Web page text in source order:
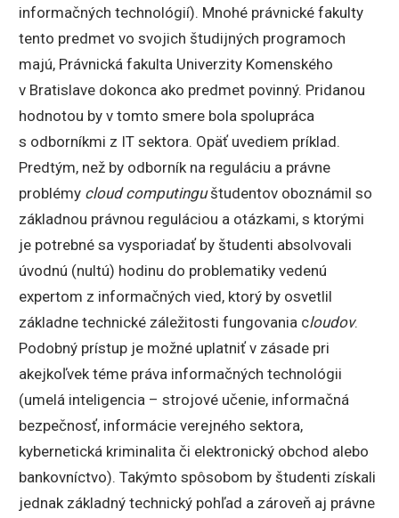
informačných technológií). Mnohé právnické fakulty
tento predmet vo svojich študijných programoch
majú, Právnická fakulta Univerzity Komenského
v Bratislave dokonca ako predmet povinný. Pridanou
hodnotou by v tomto smere bola spolupráca
s odborníkmi z IT sektora. Opäť uvediem príklad.
Predtým, než by odborník na reguláciu a právne
problémy cloud computinguštudentov oboznámil so
základnou právnou reguláciou a otázkami, s ktorými
je potrebné sa vysporiadať by študenti absolvovali
úvodnú (nultú) hodinu do problematiky vedenú
expertom z informačných vied, ktorý by osvetlil
základne technické záležitosti fungovania cloudov.
Podobný prístup je možné uplatniť v zásade pri
akejkoľvek téme práva informačných technológii
(umelá inteligencia – strojové učenie, informačná
bezpečnosť, informácie verejného sektora,
kybernetická kriminalita či elektronický obchod alebo
bankovníctvo). Takýmto spôsobom by študenti získali
jednak základný technický pohľad a zároveň aj právne